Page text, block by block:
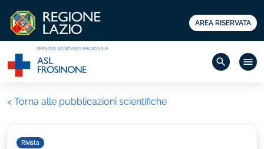
AREA RISERVATA
search menu
< Torna alle pubblicazioni scientifiche
Rivista